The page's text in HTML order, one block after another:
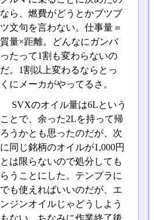
なら、燃費がどうとかブツブ
ツ文句を言わない。仕事量＝
質量×距離。どんなにガンバ
ったって1割も変わらないの
だ。1割以上変わるならとっ
くにメーカがやってるさ。
SVXのオイル量は6Lという
ことで、余った2Lを持って帰
ろうかとも思ったのだが、次
に同じ銘柄のオイルが1,000円
とは限らないので処分しても
らうことにした。テンプラに
でも使えればいいのだが、エ
ンジンオイルじゃどうしよう
もない。ちなみに作業終了後